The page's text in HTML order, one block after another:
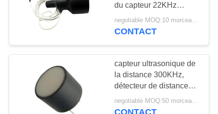
Anneau piézo-
électrique
27
du capteur 22KHz
ultrasonique de fond
negotiable MOQ:10 morceaux/morceaux
CONTACT
capteur ultrasonique de
la distance 300KHz,
détecteur de distance
utilisant le capteur
ultrasonique
negotiable MOQ:50 morceaux/morceaux